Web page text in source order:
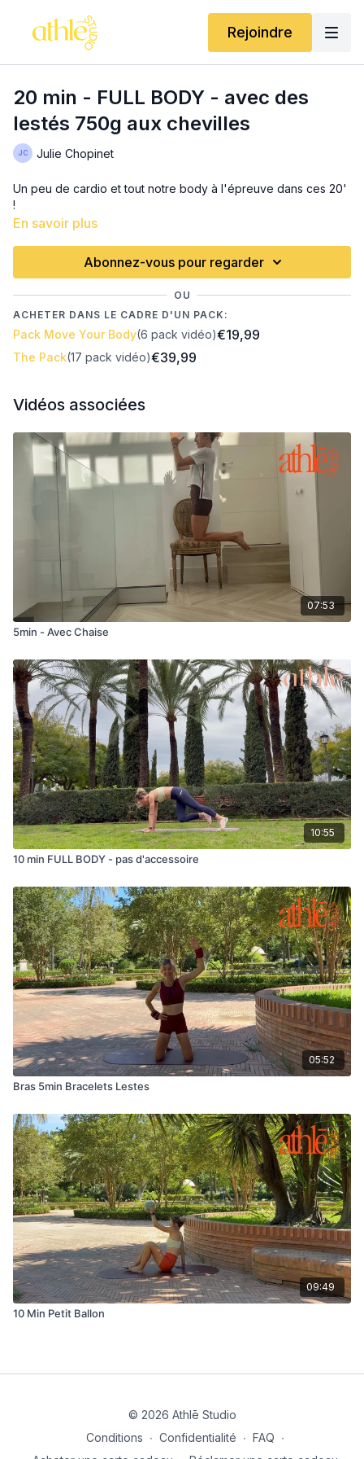
Rejoindre
20 min - FULL BODY - avec des
lestés 750g aux chevilles
Julie Chopinet
Un peu de cardio et tout notre body à l'épreuve dans ces 20'
!
En savoir plus
Abonnez-vous pour regarder
OU
ACHETER DANS LE CADRE D'UN PACK:
Pack Move Your Body(6 pack vidéo)€19,99
The Pack(17 pack vidéo)€39,99
Vidéos associées
07:53
5min - Avec Chaise
10:55
10 min FULL BODY - pas d'accessoire
05:52
Bras 5min Bracelets Lestes
09:49
10 Min Petit Ballon
© 2026 Athlē Studio
Conditions ∙ Confidentialité ∙ FAQ ∙